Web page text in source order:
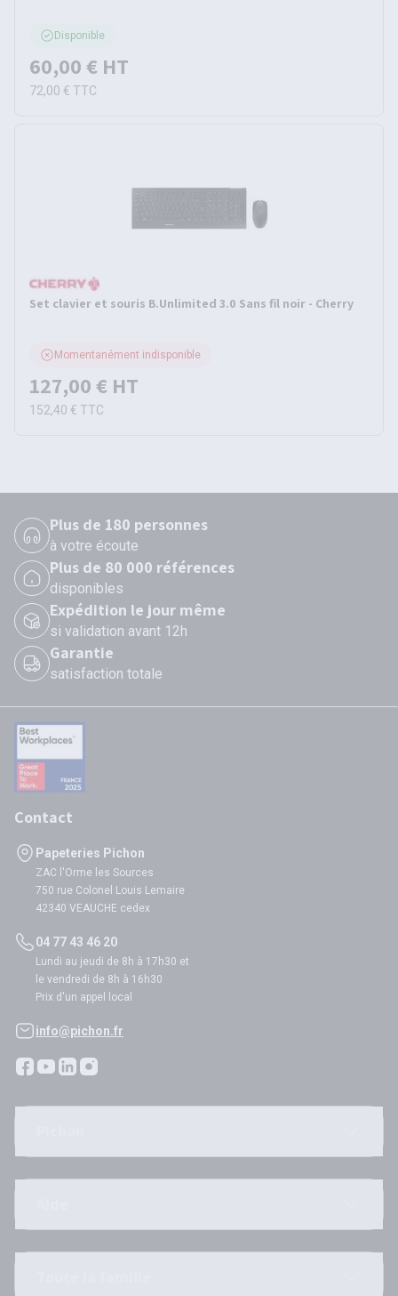
Disponible
60,00 € HT
72,00 € TTC
Set clavier et souris B.Unlimited 3.0 Sans fil noir - Cherry
Momentanément indisponible
127,00 € HT
152,40 € TTC
Plus de 180 personnes
à votre écoute
Plus de 80 000 références
disponibles
Expédition le jour même
si validation avant 12h
Garantie
satisfaction totale
Contact
Papeteries Pichon
ZAC l'Orme les Sources
750 rue Colonel Louis Lemaire
42340 VEAUCHE cedex
04 77 43 46 20
Lundi au jeudi de 8h à 17h30 et
le vendredi de 8h à 16h30
Prix d'un appel local
info@pichon.fr